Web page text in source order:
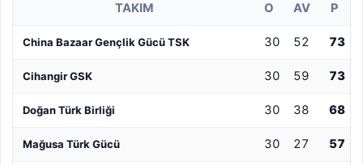
TAKIM O AV P
China Bazaar Gençlik Gücü TSK 30 52 73
Cihangir GSK 30 59 73
Doğan Türk Birliği 30 38 68
Mağusa Türk Gücü 30 27 57